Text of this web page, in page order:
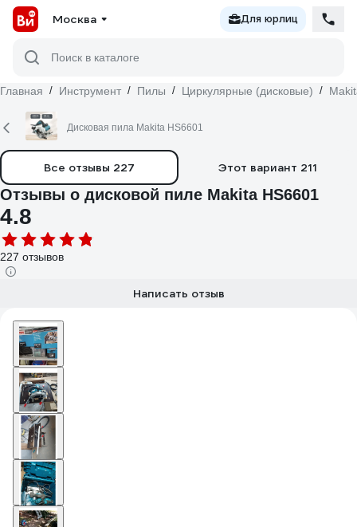
Москва Для юрлиц
Поиск в каталоге
Главная / Инструмент / Пилы / Циркулярные (дисковые) /
Дисковая пила Makita HS6601
Все отзывы 227 Этот вариант 211
Отзывы о дисковой пиле Makita HS6601
4.8
227 отзывов
Написать отзыв